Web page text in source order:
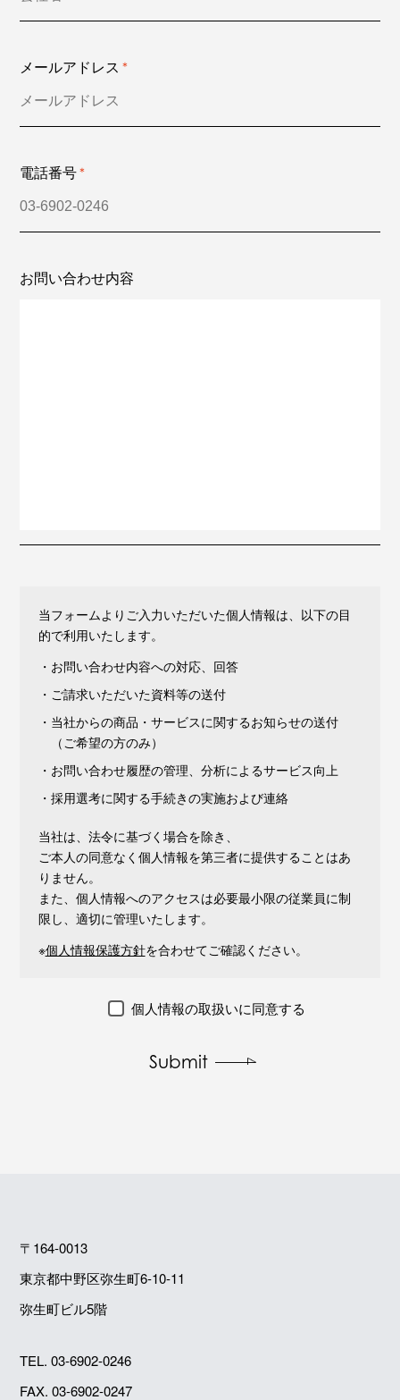
メールアドレス ＊
電話番号＊
お問い合わせ内容
当フォームよりご入力いただいた個人情報は、以下の目
的で利用いたします。
・お問い合わせ内容への対応、回答
・ご請求いただいた資料等の送付
・当社からの商品・サービスに関するお知らせの送付
（ご希望の方のみ）
・お問い合わせ履歴の管理、分析によるサービス向上
・採用選考に関する手続きの実施および連絡
当社は、法令に基づく場合を除き、
ご本人の同意なく個人情報を第三者に提供することはあ
りません。
また、個人情報へのアクセスは必要最小限の従業員に制
限し、適切に管理いたします。
※個人情報保護方針を合わせてご確認ください。
個人情報の取扱いに同意する
Submit
〒164-0013
東京都中野区弥生町6-10-11
弥生町ビル5階
TEL.03-6902-0246
FAX. 03-6902-0247